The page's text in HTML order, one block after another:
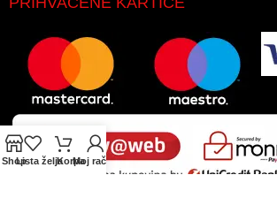
ShopLista željaKorpaMoj račun